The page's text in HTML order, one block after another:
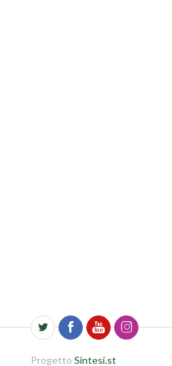
Progetto Sintesi.st